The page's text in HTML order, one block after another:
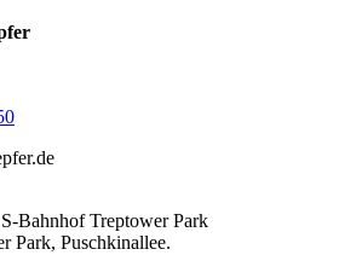
Bahnhof Treptower Park
Park, Puschkinallee.